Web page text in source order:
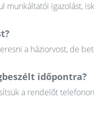
igazolást,
a háziorvost, de
időpontra?
a rendelőt